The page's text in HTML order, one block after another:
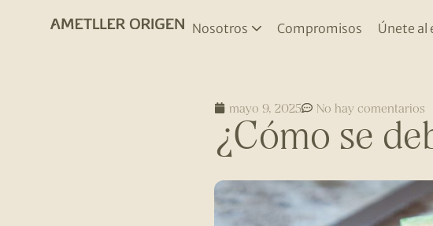
Nosotros Compromisos Únete al
mayo 9, 2025 No hay comentarios
¿Cómo se